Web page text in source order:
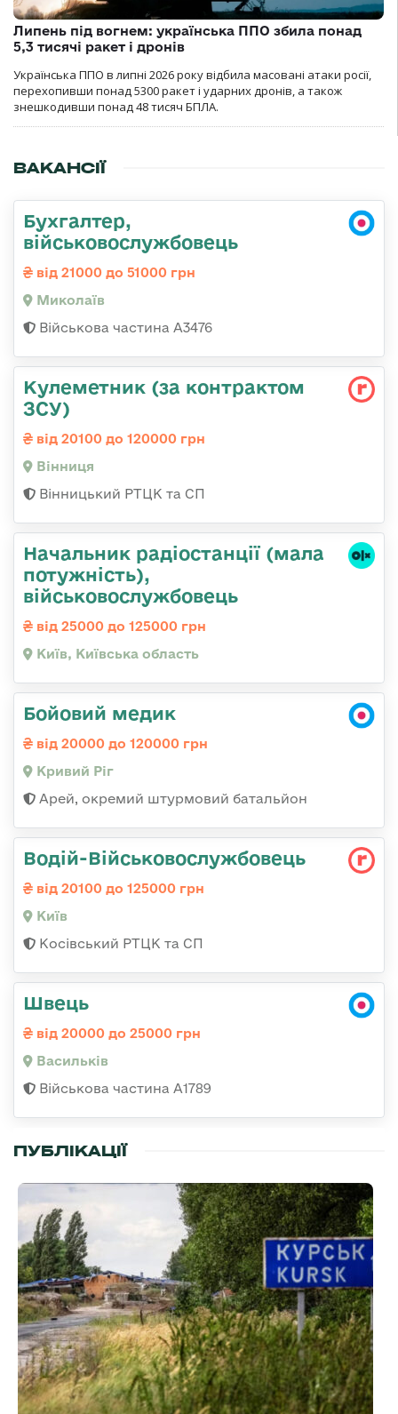
Липень під вогнем: українська ППО збила понад
5,3 тисячі ракет і дронів
Українська ППО в липні 2026 року відбила масовані атаки росії,
перехопивши понад 5300 ракет і ударних дронів, а також
знешкодивши понад 48 тисяч БПЛА.
ВАКАНСІЇ
Бухгалтер,
військовослужбовець
від 21000 до 51000 грн
Миколаїв
Військова частина А3476
Кулеметник (за контрактом
ЗСУ)
від 20100 до 120000 грн
Вінниця
Вінницький РТЦК та СП
Начальник pадіостанції (мала
потужність),
військовослужбовець
від 25000 до 125000 грн
Київ, Київська область
Бойовий медик
від 20000 до 120000 грн
Кривий Ріг
Арей, окремий штурмовий батальйон
Водій-Військовослужбовець
від 20100 до 125000 грн
Київ
Косівський РТЦК та СП
Швець
від 20000 до 25000 грн
Васильків
Військова частина А1789
ПУБЛІКАЦІЇ